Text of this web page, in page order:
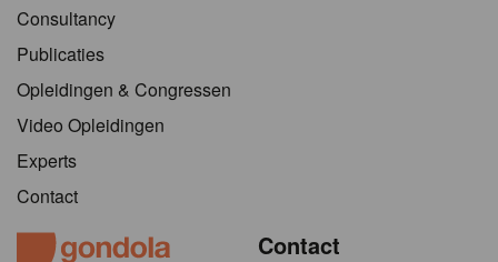
Consultancy
Publicaties
Opleidingen & Congressen
Video Opleidingen
Experts
Contact
Contact